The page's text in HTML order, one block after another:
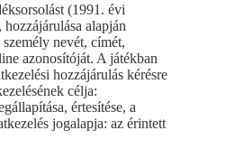
(1991. évi
alapján
nevét, címét,
azonosítóját. A játékban
hozzájárulás kérésre
célja:
értesítése, a
jogalapja: az érintett